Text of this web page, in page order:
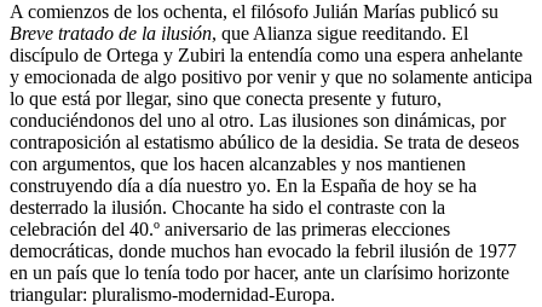
A comienzos de los ochenta, el filósofo Julián Marías publicó su
Breve tratado de la ilusión, que Alianza sigue reeditando. El
discípulo de Ortega y Zubiri la entendía como una espera anhelante
y emocionada de algo positivo por venir y que no solamente anticipa
lo que está por llegar, sino que conecta presente y futuro,
conduciéndonos del uno al otro. Las ilusiones son dinámicas, por
contraposición al estatismo abúlico de la desidia. Se trata de deseos
con argumentos, que los hacen alcanzables y nos mantienen
construyendo día a día nuestro yo. En la España de hoy se ha
desterrado la ilusión. Chocante ha sido el contraste con la
celebración del 40.º aniversario de las primeras elecciones
democráticas, donde muchos han evocado la febril ­ilusión de 1977
en un país que lo tenía ­todo por hacer, ante un clarísimo horizonte
triangular: pluralismo-modernidad-Europa.